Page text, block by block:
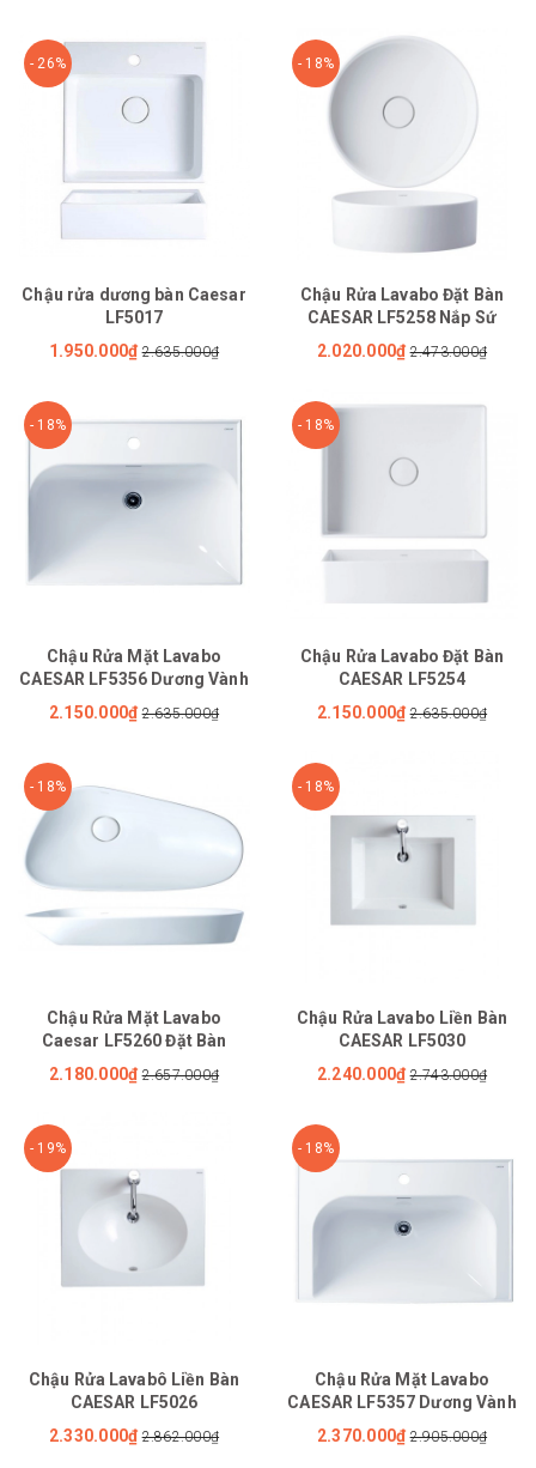
- 26%
Chậu rửa dương bàn Caesar
LF5017
1.950.000₫ 2.635.000₫
- 18%
Chậu Rửa Lavabo Đặt Bàn
CAESAR LF5258 Nắp Sứ
2.020.000₫ 2.473.000₫
- 18%
Chậu Rửa Mặt Lavabo
CAESAR LF5356 Dương Vành
2.150.000₫ 2.635.000₫
- 18%
Chậu Rửa Lavabo Đặt Bàn
CAESAR LF5254
2.150.000₫ 2.635.000₫
- 18%
Chậu Rửa Mặt Lavabo
Caesar LF5260 Đặt Bàn
2.180.000₫ 2.657.000₫
- 18%
Chậu Rửa Lavabo Liền Bàn
CAESAR LF5030
2.240.000₫ 2.743.000₫
- 19%
Chậu Rửa Lavabô Liền Bàn
CAESAR LF5026
2.330.000₫ 2.862.000₫
- 18%
Chậu Rửa Mặt Lavabo
CAESAR LF5357 Dương Vành
2.370.000₫ 2.905.000₫